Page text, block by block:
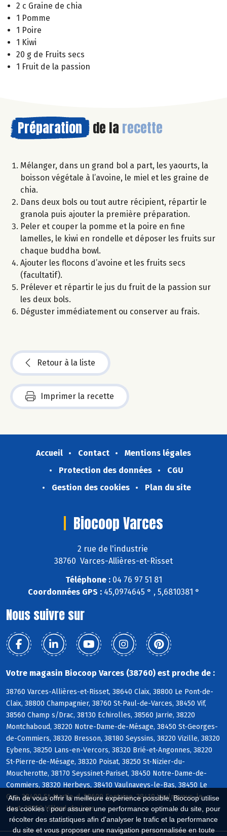
Afin de vous offrir la meilleure expérience possible, Biocoop utilise
des cookies : pour assurer une performance optimale du site, pour
récolter des statistiques afin d'analyser le trafic et la performance
du site et vous proposer une navigation personnalisée en toute
2 c Graine de chia
1 Pomme
1 Poire
1 Kiwi
20 g de Fruits secs
1 Fruit de la passion
Préparation de la recette
Mélanger, dans un grand bol a part, les yaourts, la
boisson végétale à l’avoine, le miel et les graine de
chia.
Dans deux bols ou tout autre récipient, répartir le
granola puis ajouter la première préparation.
Peler et couper la pomme et la poire en fine
lamelles, le kiwi en rondelle et déposer les fruits sur
chaque buddha bowl.
Ajouter les flocons d’avoine et les fruits secs
(facultatif).
Prélever et répartir le jus du fruit de la passion sur
les deux bols.
Déguster immédiatement ou conserver au frais.
Retour à la liste
Imprimer la recette
Accueil Contact
Mentions légales
Protection des données
CGU
Gestion des cookies
Plan du site
Biocoop Varces
2 rue de l'industrie
38760 Varces-Allières-et-Risset
Téléphone :04 76 97 51 81
Coordonnées GPS :45,0974645 ° , 5,6810381 °
Nous suivre sur
Votre magasin Biocoop Varces (38760) est proche de :
38760 Varces-Allières-et-Risset, 38640 Claix, 38800 Le Pont-de-
Claix, 38800 Champagnier, 38760 St-Paul-de-Varces, 38450 Vif,
38560 Champ s/Drac, 38130 Echirolles, 38560 Jarrie, 38220
Montchaboud, 38220 Notre-Dame-de-Mésage, 38450 St-Georges-
de-Commiers, 38320 Bresson, 38180 Seyssins, 38220 Vizille, 38320
Eybens, 38250 Lans-en-Vercors, 38320 Brié-et-Angonnes, 38220
St-Pierre-de-Mésage, 38320 Poisat, 38250 St-Nizier-du-
Moucherotte, 38170 Seyssinet-Pariset, 38450 Notre-Dame-de-
Commiers, 38320 Herbeys, 38410 Vaulnaveys-le-Bas, 38450 Le
Gua, 38400 St-Martin-d, 38600 Fontaine, 38410 Vaulnaveys-le-
Haut, 38250 Villard-de-Lans